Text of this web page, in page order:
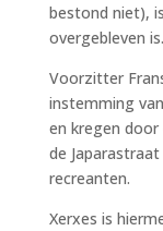
bestond niet),
overgebleven is.
Voorzitter
instemming
en kregen
de
recreanten.
Xerxes is